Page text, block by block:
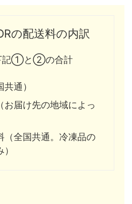
の配送料の内訳
①と②の合計
通）
お届け先の地域によっ
（全国共通。冷凍品の